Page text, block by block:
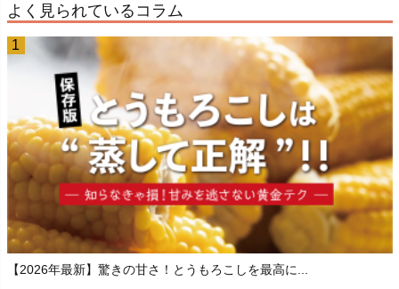
よく見られているコラム
【2026年最新】驚きの甘さ！とうもろこしを最高に...